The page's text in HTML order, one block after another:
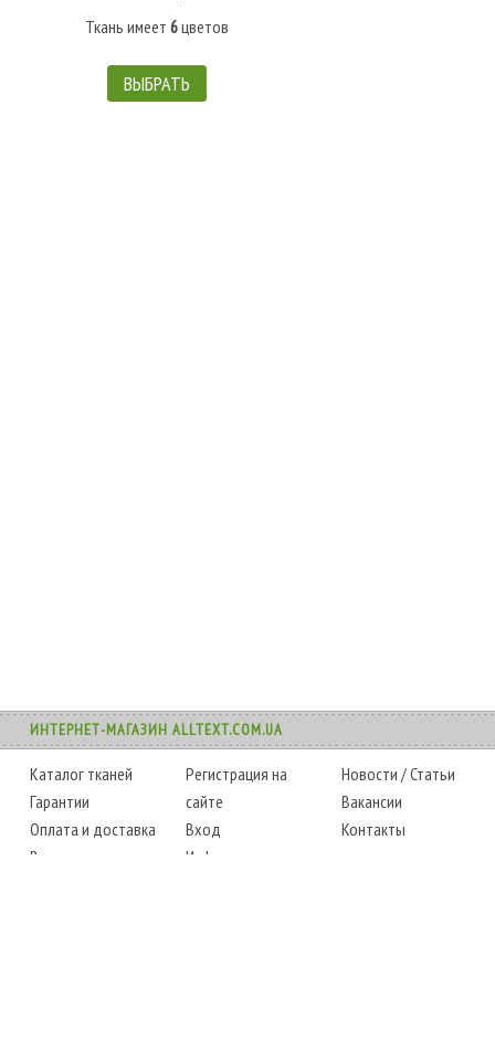
Ткань имеет 6цветов
ВЫБРАТЬ
ИНТЕРНЕТ-МАГАЗИН ALLTEXT.COM.UA
Каталог тканей
Гарантии
Оплата и доставка
Возврат товара
Регистрация на
сайте
Вход
Информация
Новости /Статьи
Вакансии
Контакты